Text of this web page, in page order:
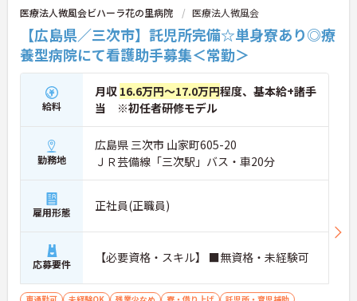
医療法人微風会ビハーラ花の里病院 医療法人微風会
【広島県／三次市】託児所完備☆単身寮あり◎療
養型病院にて看護助手募集＜常勤＞
給料
月収 16.6万円～17.0万円程度、基本給+諸手
当 ※初任者研修モデル
勤務地
広島県 三次市 山家町605-20
ＪＲ芸備線「三次駅」バス・車20分
雇用形態 正社員(正職員)
応募要件 【必要資格・スキル】 ■無資格・未経験可